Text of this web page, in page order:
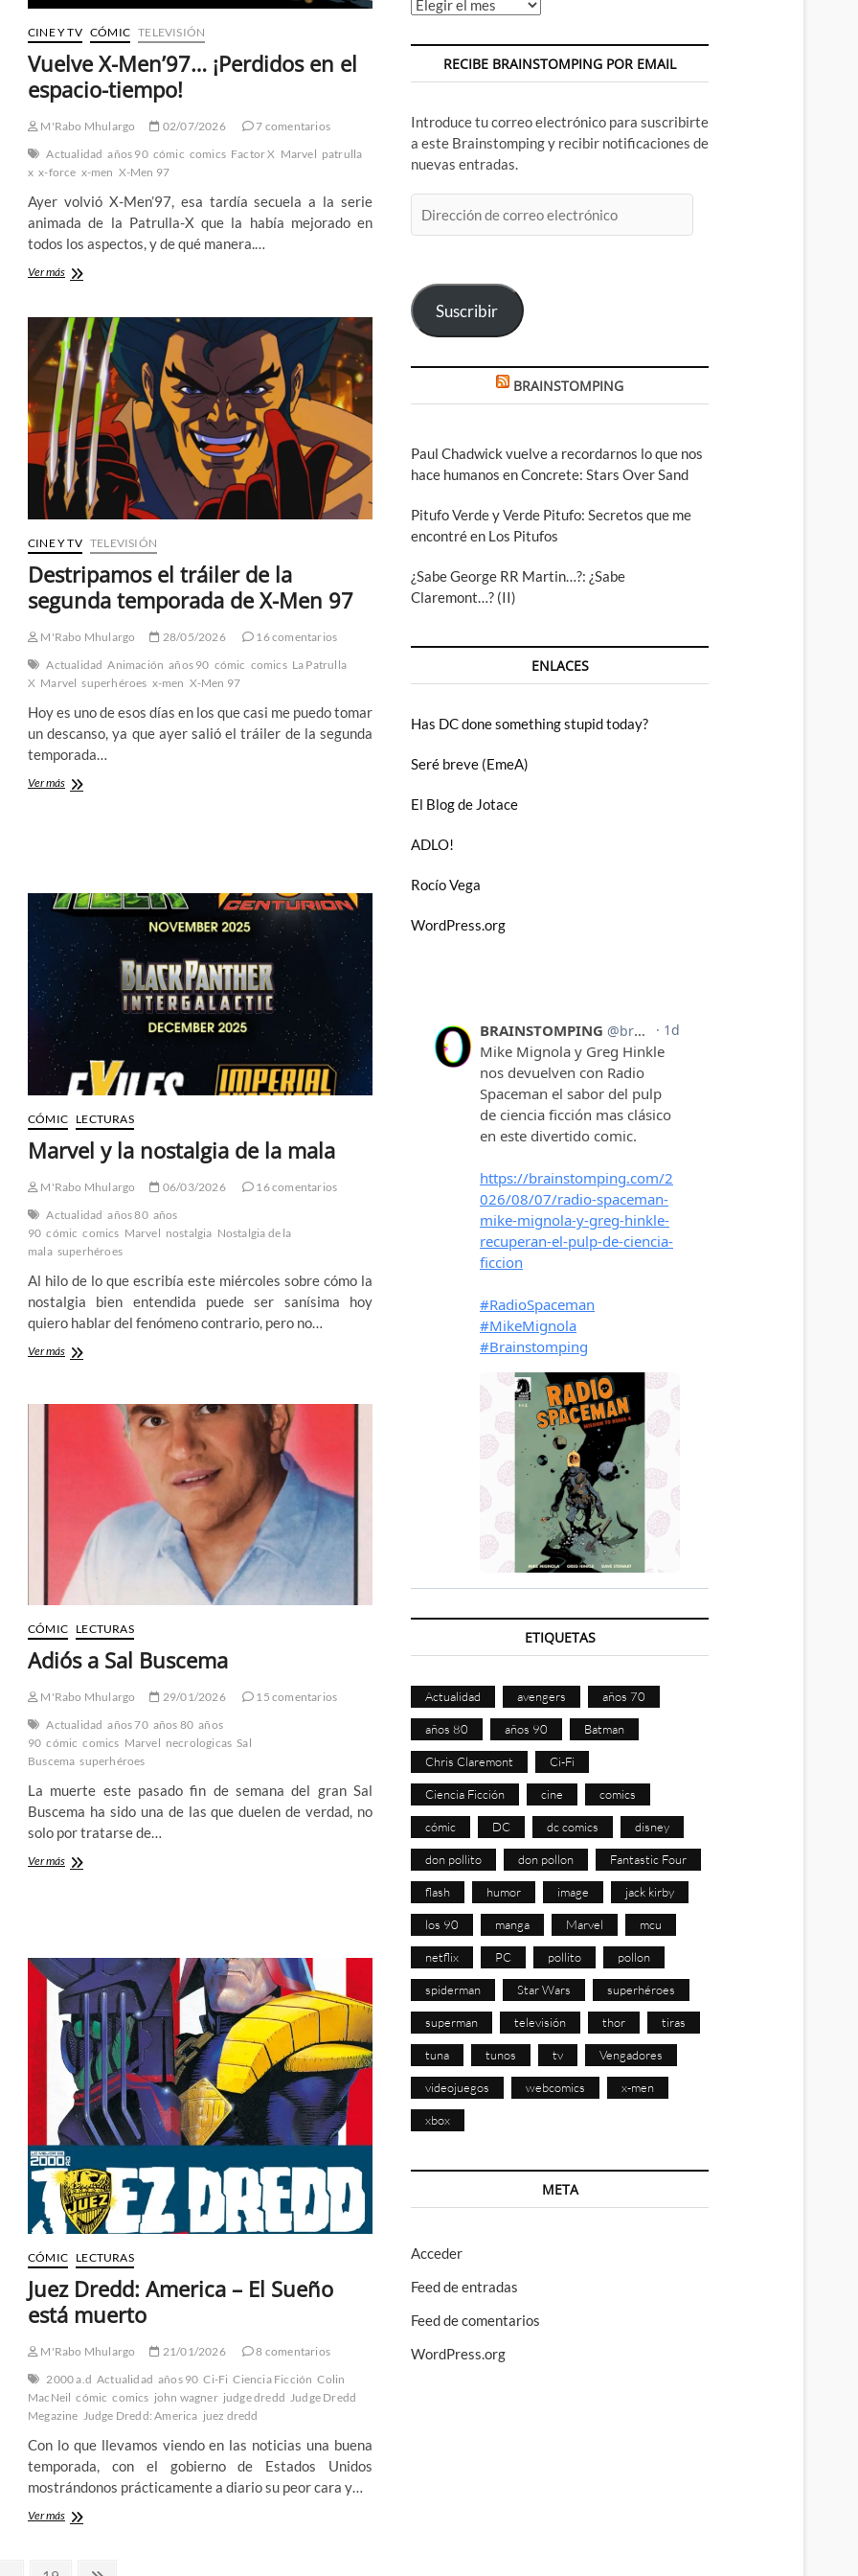
CINE Y TV CÓMIC TELEVISIÓN
Vuelve X-Men’97… ¡Perdidos en el
espacio-tiempo!
M'Rabo Mhulargo 02/07/2026
7 comentarios
Actualidad años 90 cómic comics Factor X Marvel patrulla
x x-force x-men X-Men 97
Ayer volvió X-Men’97, esa tardía secuela a la serie
animada de la Patrulla-X que la había mejorado en
todos los aspectos, y de qué manera.…
Ver másVuelve
¡Perdidos
en
el
espacio-
tiempo!
CINE Y TV TELEVISIÓN
Destripamos el tráiler de la
segunda temporada de X-Men 97
M'Rabo Mhulargo 28/05/2026
16 comentarios
Actualidad Animación años 90 cómic comics La Patrulla
X Marvel superhéroes x-men X-Men 97
Hoy es uno de esos días en los que casi me puedo tomar
un descanso, ya que ayer salió el tráiler de la segunda
temporada…
Ver másDestripamos
de
X-
97
CÓMIC LECTURAS
Marvel y la nostalgia de la mala
M'Rabo Mhulargo 06/03/2026
16 comentarios
Actualidad años 80 años
90 cómic comics Marvel nostalgia Nostalgia de la
mala superhéroes
Al hilo de lo que escribía este miércoles sobre cómo la
nostalgia bien entendida puede ser sanísima hoy
quiero hablar del fenómeno contrario, pero no…
Ver másMarvel
nostalgia
CÓMIC LECTURAS
Adiós a Sal Buscema
M'Rabo Mhulargo 29/01/2026
15 comentarios
Actualidad años 70 años 80 años
90 cómic comics Marvel necrologicas Sal
Buscema superhéroes
La muerte este pasado fin de semana del gran Sal
Buscema ha sido una de las que duelen de verdad, no
solo por tratarse de…
Ver másAdiós
CÓMIC LECTURAS
Juez Dredd: America – El Sueño
está muerto
M'Rabo Mhulargo 21/01/2026
8 comentarios
2000 a.d Actualidad años 90 Ci-Fi Ciencia Ficción Colin
MacNeil cómic comics john wagner judge dredd Judge Dredd
Megazine Judge Dredd: America juez dredd
Con lo que llevamos viendo en las noticias una buena
temporada, con el gobierno de Estados Unidos
mostrándonos prácticamente a diario su peor cara y…
Ver másJuez
Archivos
RECIBE BRAINSTOMPING POR EMAIL
Introduce tu correo electrónico para suscribirte
a este Brainstomping y recibir notificaciones de
nuevas entradas.
de
Suscribir
BRAINSTOMPING
Paul Chadwick vuelve a recordarnos lo que nos
hace humanos en Concrete: Stars Over Sand
Pitufo Verde y Verde Pitufo: Secretos que me
encontré en Los Pitufos
¿Sabe George RR Martin…?: ¿Sabe
Claremont…? (II)
ENLACES
Has DC done something stupid today?
Seré breve (EmeA)
El Blog de Jotace
ADLO!
Rocío Vega
WordPress.org
ETIQUETAS
Actualidad avengers años 70
años 80 años 90 Batman
Chris Claremont Ci-Fi
Ciencia Ficción cine comics
cómic DC dc comics disney
don pollito don pollon Fantastic Four
flash humor image jack kirby
los 90 manga Marvel mcu
netflix PC pollito pollon
spiderman Star Wars superhéroes
superman televisión thor tiras
tuna tunos tv Vengadores
videojuegos webcomics x-men
xbox
META
Acceder
Feed de entradas
Feed de comentarios
WordPress.org